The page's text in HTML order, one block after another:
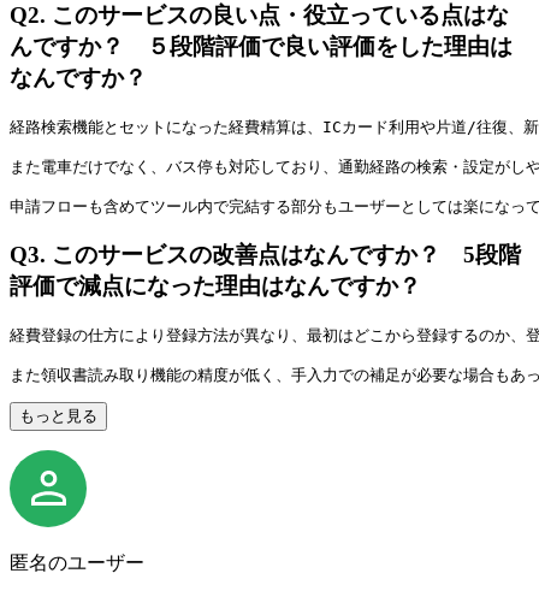
Q2. このサービスの良い点・役立っている点はな
んですか？ ５段階評価で良い評価をした理由は
なんですか？
経路検索機能とセットになった経費精算は、ICカード利用や片道/往復、
また電車だけでなく、バス停も対応しており、通勤経路の検索・設定がし
申請フローも含めてツール内で完結する部分もユーザーとしては楽になっ
Q3. このサービスの改善点はなんですか？ 5段階
評価で減点になった理由はなんですか？
経費登録の仕方により登録方法が異なり、最初はどこから登録するのか、
また領収書読み取り機能の精度が低く、手入力での補足が必要な場合もあ
もっと見る
匿名のユーザー